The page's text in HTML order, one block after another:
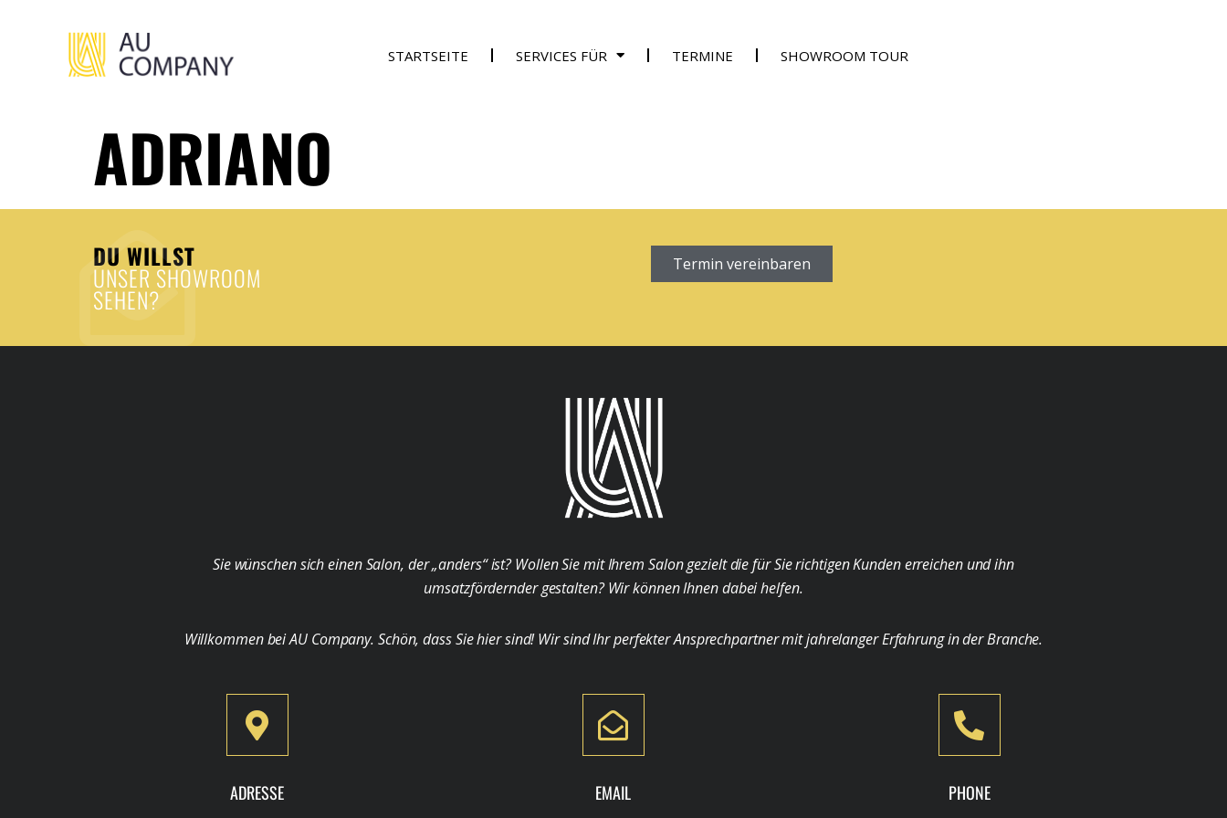
STARTSEITE SERVICES FÜR TERMINE SHOWROOM TOUR
ADRIANO
DU WILLST
UNSER SHOWROOM
SEHEN?
Termin vereinbaren
Sie wünschen sich einen Salon, der „anders“ ist? Wollen Sie mit Ihrem Salon gezielt die für Sie richtigen Kunden erreichen und ihn
umsatzfördernder gestalten? Wir können Ihnen dabei helfen.
Willkommen bei AU Company. Schön, dass Sie hier sind! Wir sind Ihr perfekter Ansprechpartner mit jahrelanger Erfahrung in der Branche.
ADRESSE EMAIL PHONE